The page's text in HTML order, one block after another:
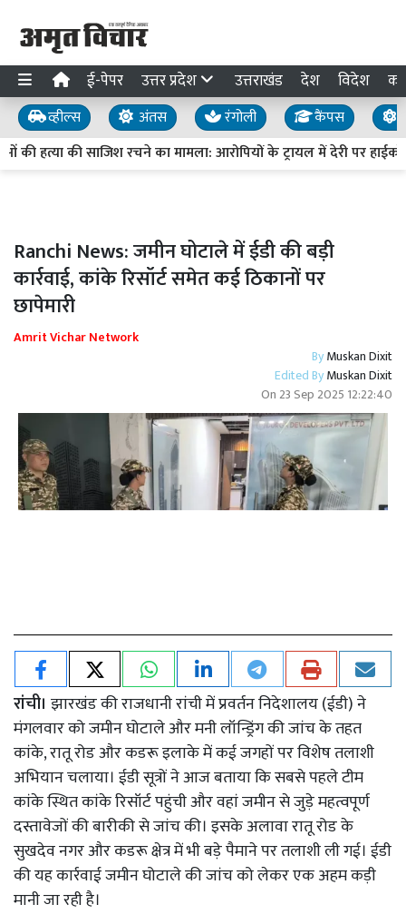
ई-पेपर उत्तर प्रदेश उत्तराखंड देश विदेश
व्हील्स अंतस रंगोली कैंपस
की हत्या की साजिश रचने का मामला: आरोपियों के ट्रायल में देरी पर हाईकोर्ट
Ranchi News: जमीन घोटाले में ईडी की बड़ी
कार्रवाई, कांके रिसॉर्ट समेत कई ठिकानों पर
छापेमारी
Amrit Vichar Network
ByMuskan Dixit
Edited ByMuskan Dixit
On 23 Sep 2025 12:22:40
रांची। झारखंड की राजधानी रांची में प्रवर्तन निदेशालय (ईडी) ने
मंगलवार को जमीन घोटाले और मनी लॉन्ड्रिंग की जांच के तहत
कांके, रातू रोड और कडरू इलाके में कई जगहों पर विशेष तलाशी
अभियान चलाया। ईडी सूत्रों ने आज बताया कि सबसे पहले टीम
कांके स्थित कांके रिसॉर्ट पहुंची और वहां जमीन से जुड़े महत्वपूर्ण
दस्तावेजों की बारीकी से जांच की। इसके अलावा रातू रोड के
सुखदेव नगर और कडरू क्षेत्र में भी बड़े पैमाने पर तलाशी ली गई। ईडी
की यह कार्रवाई जमीन घोटाले की जांच को लेकर एक अहम कड़ी
मानी जा रही है।